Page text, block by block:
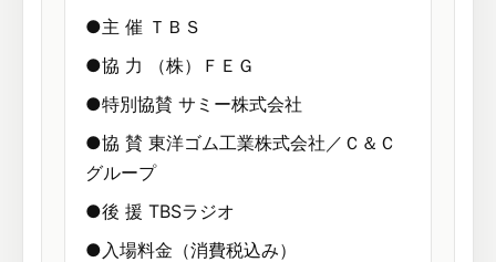
●主 催 ＴＢＳ
●協 力 （株）ＦＥＧ
●特別協賛 サミー株式会社
●協 賛 東洋ゴム工業株式会社／Ｃ＆Ｃ
グループ
●後 援 TBSラジオ
●入場料金（消費税込み）